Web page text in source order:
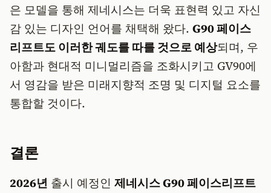
은 모델을 통해 제네시스는 더욱 표현력 있고 자신
감 있는 디자인 언어를 채택해 왔다. G90 페이스
리프트도 이러한 궤도를 따를 것으로 예상되며, 우
아함과 현대적 미니멀리즘을 조화시키고 GV90에
서 영감을 받은 미래지향적 조명 및 디지털 요소를
통합할 것이다.
결론
2026년 출시 예정인 제네시스 G90 페이스리프트